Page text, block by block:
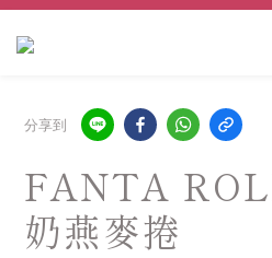
分享到
FANTA
奶燕麥捲